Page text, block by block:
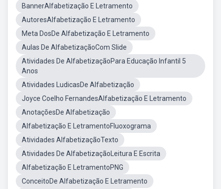
BannerAlfabetização E Letramento
AutoresAlfabetização E Letramento
Meta DosDe Alfabetização E Letramento
Aulas De AlfabetizaçãoCom Slide
Atividades De AlfabetizaçãoPara Educação Infantil 5
Anos
Atividades LudicasDe Alfabetização
Joyce Coelho FernandesAlfabetização E Letramento
AnotaçõesDe Alfabetização
Alfabetização E LetramentoFluoxograma
Atividades AlfabetizaçãoTexto
Atividades De AlfabetizaçãoLeitura E Escrita
Alfabetização E LetramentoPNG
ConceitoDe Alfabetização E Letramento